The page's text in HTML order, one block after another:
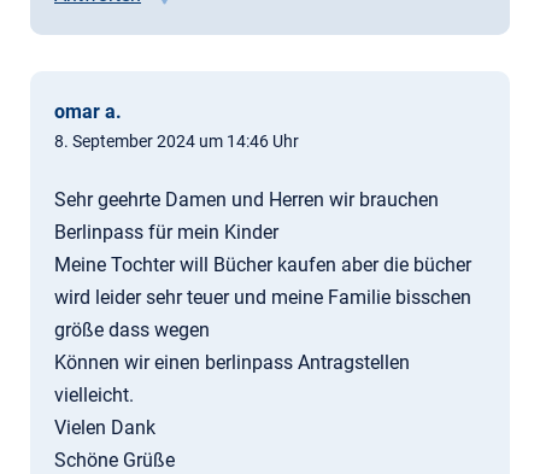
omar a.
8. September 2024 um 14:46 Uhr
Sehr geehrte Damen und Herren wir brauchen
Berlinpass für mein Kinder
Meine Tochter will Bücher kaufen aber die bücher
wird leider sehr teuer und meine Familie bisschen
größe dass wegen
Können wir einen berlinpass Antragstellen
vielleicht.
Vielen Dank
Schöne Grüße